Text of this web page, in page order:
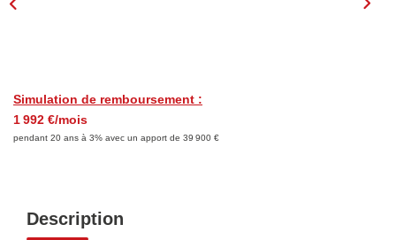
Confiez-Nous La Recherche De Votre Location
Simulation de remboursement :
1 992 €/mois
pendant 20 ans à 3% avec un apport de 39 900 €
Description